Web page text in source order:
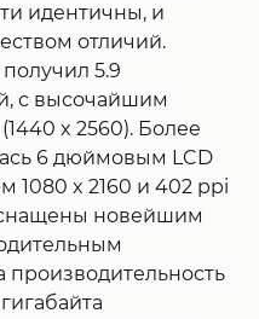
идентичны, и
отличий.
5.9
с высочайшим
x 2560). Более
6 дюймовым LCD
1080 x 2160 и 402 ppi
новейшим
производительность